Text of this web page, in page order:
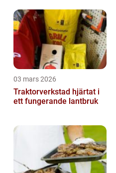
03 mars 2026
Traktorverkstad hjärtat i
ett fungerande lantbruk